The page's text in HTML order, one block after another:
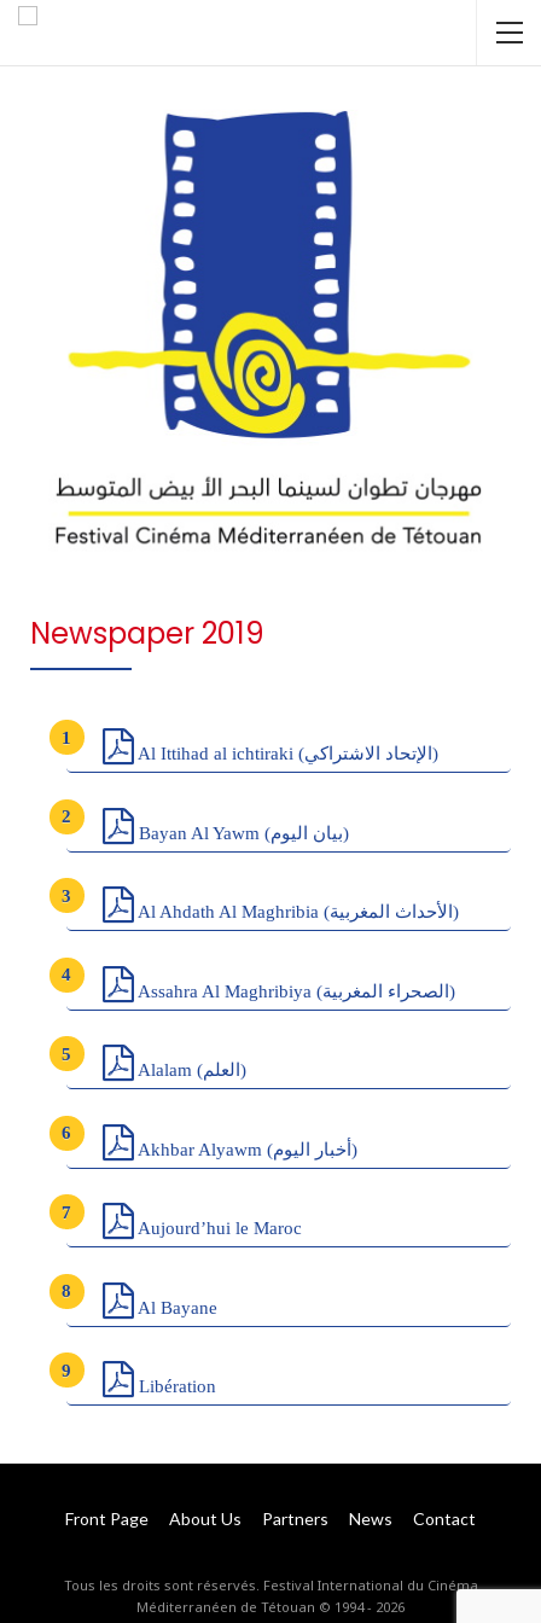
Newspaper 2019
Al Ittihad al ichtiraki (الإتحاد الاشتراكي)
Bayan Al Yawm (بيان اليوم)
Al Ahdath Al Maghribia (الأحداث المغربية)
Assahra Al Maghribiya (الصحراء المغربية)
Alalam (العلم)
Akhbar Alyawm (أخبار اليوم)
Aujourd’hui le Maroc
Al Bayane
Libération
Front Page About Us Partners News Contact
Tous les droits sont réservés. Festival International du Cinéma
Méditerranéen de Tétouan © 1994 - 2026